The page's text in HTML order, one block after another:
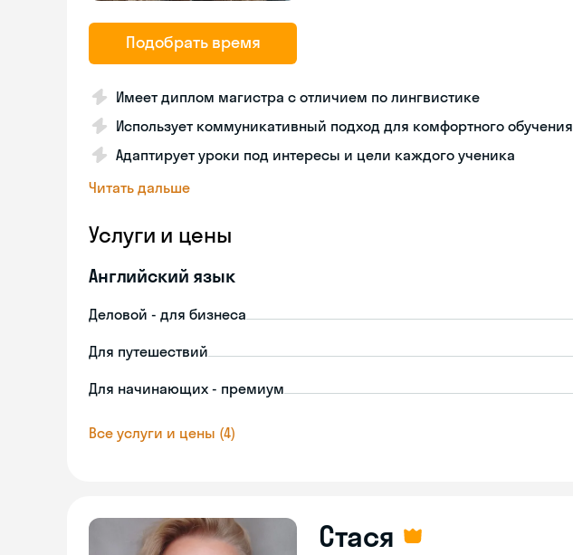
Подобрать время
Имеет диплом магистра с отличием по лингвистике
Использует коммуникативный подход для комфортного обучения
Адаптирует уроки под интересы и цели каждого ученика
Читать дальше
Услуги и цены
Английский язык
Деловой - для бизнеса
Для путешествий
Для начинающих - премиум
Все услуги и цены (4)
Стася